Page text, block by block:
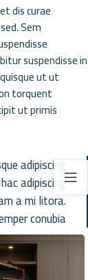
dis curae
Sem
suspendisse in
ut ut
torquent
ut primis
adipiscing
adipiscing
a mi litora.
conubia.